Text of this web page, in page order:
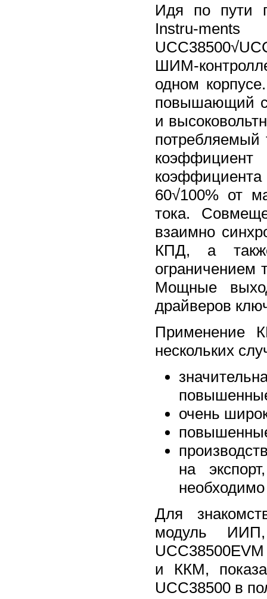
Идя по пути
Instru-
ШИМ-
одном
повышающий
и
60√100% от
тока.
взаимно
КПД, а
ограничением
Мощные
драйверов
Применение
нескольких
очень
на
Для
модуль ИИП,
и ККМ,
UCC38500 в